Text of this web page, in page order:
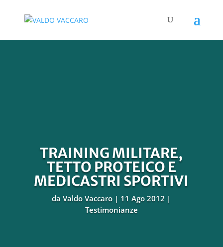
TRAINING MILITARE,
TETTO PROTEICO E
MEDICASTRI SPORTIVI
daValdo Vaccaro
11 Ago 2012
Testimonianze